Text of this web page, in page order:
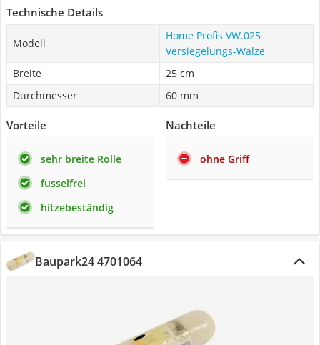
Technische Details
Modell
Home Profis VW.025
Versiegelungs-Walze
Breite
25 cm
Durchmesser
60 mm
Vorteile
sehr breite Rolle
fusselfrei
hitzebeständig
Nachteile
ohne Griff
Baupark24 4701064